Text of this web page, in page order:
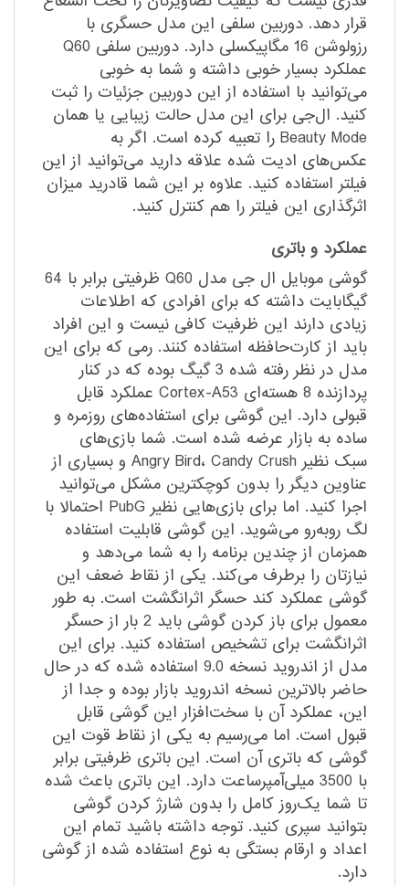
قرار دهد. دوربین سلفی این مدل حسگری با
رزولوشن 16 مگاپیکسلی دارد. دوربین سلفی Q60
عملکرد بسیار خوبی داشته و شما به خوبی
می‌توانید با استفاده از این دوربین جزئیات را ثبت
کنید. ال‌جی برای این مدل حالت زیبایی یا همان
Beauty Mode را تعبیه کرده است. اگر به
عکس‌های ادیت شده علاقه دارید می‌توانید از این
فیلتر استفاده کنید. علاوه بر این شما قادرید میزان
اثرگذاری این فیلتر را هم کنترل کنید.
عملکرد و باتری
گوشی موبایل ال جی مدل Q60 ظرفیتی برابر با 64
گیگابایت داشته که برای افرادی که اطلاعات
زیادی دارند این ظرفیت کافی نیست و این افراد
باید از کارت‌حافظه استفاده کنند. رمی که برای این
مدل در نظر رفته شده 3 گیگ بوده که در کنار
پردازنده 8 هسته‌ای Cortex-A53 عملکرد قابل
قبولی دارد. این گوشی برای استفاده‌های روزمره و
ساده به بازار عرضه شده است. شما بازی‌های
سبک نظیر Angry Bird، Candy Crush و بسیاری از
عناوین دیگر را بدون کوچکترین مشکل می‌توانید
اجرا کنید. اما برای بازی‌هایی نظیر PubG احتمالا با
لگ روبه‌رو می‌شوید. این گوشی قابلیت استفاده
همزمان از چندین برنامه را به شما می‌دهد و
نیازتان را برطرف می‌کند. یکی از نقاط ضعف این
گوشی عملکرد کند حسگر اثرانگشت است. به طور
معمول برای باز کردن گوشی باید 2 بار از حسگر
اثرانگشت برای تشخیص استفاده کنید. برای این
مدل از اندروید نسخه 9.0 استفاده شده که در حال
حاضر بالاترین نسخه اندروید بازار بوده و جدا از
این، عملکرد آن با سخت‌افزار این گوشی قابل
قبول است. اما می‌رسیم به یکی از نقاط قوت این
گوشی که باتری آن است. این باتری ظرفیتی برابر
با 3500 میلی‌آمپرساعت دارد. این باتری باعث شده
تا شما یک‌روز کامل را بدون شارژ کردن گوشی
بتوانید سپری کنید. توجه داشته باشید تمام این
اعداد و ارقام بستگی به نوع استفاده شده از گوشی
دارد.